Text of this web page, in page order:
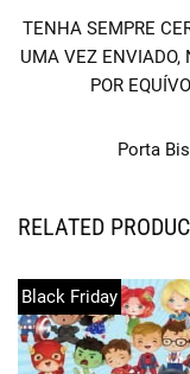
TENHA SEMPRE
UMA VEZ ENVIADO,
POR
Porta
RELATED
Black Friday